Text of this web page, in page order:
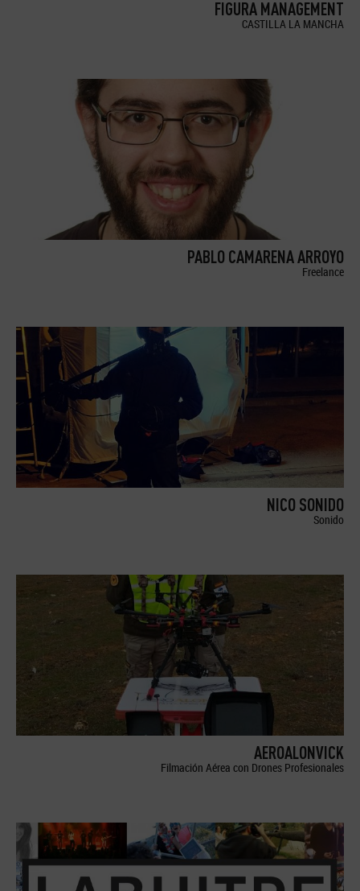
FIGURA MANAGEMENT
CASTILLA LA MANCHA
PABLO CAMARENA ARROYO
Freelance
NICO SONIDO
Sonido
AEROALONVICK
Filmación Aérea con Drones Profesionales